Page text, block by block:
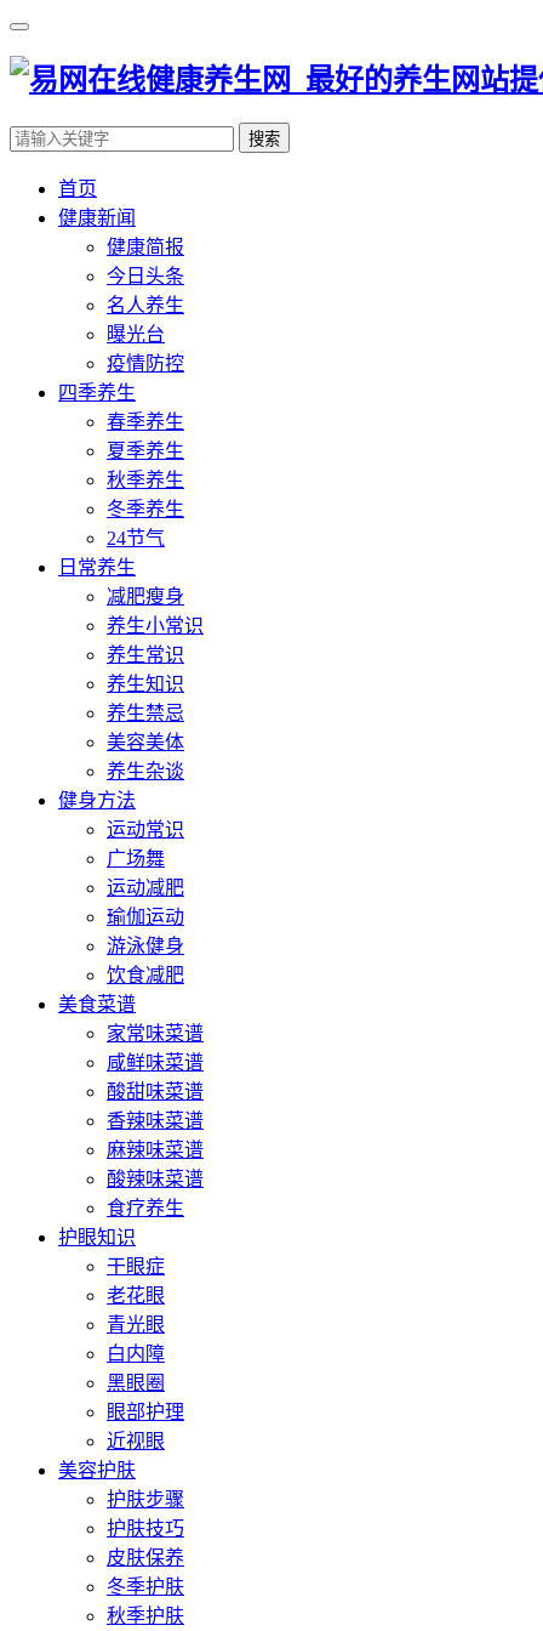
搜索
首页
健康新闻
健康简报
今日头条
名人养生
曝光台
疫情防控
四季养生
春季养生
夏季养生
秋季养生
冬季养生
24节气
日常养生
减肥瘦身
养生小常识
养生常识
养生知识
养生禁忌
美容美体
养生杂谈
健身方法
运动常识
广场舞
运动减肥
瑜伽运动
游泳健身
饮食减肥
美食菜谱
家常味菜谱
咸鲜味菜谱
酸甜味菜谱
香辣味菜谱
麻辣味菜谱
酸辣味菜谱
食疗养生
护眼知识
干眼症
老花眼
青光眼
白内障
黑眼圈
眼部护理
近视眼
美容护肤
护肤步骤
护肤技巧
皮肤保养
冬季护肤
秋季护肤